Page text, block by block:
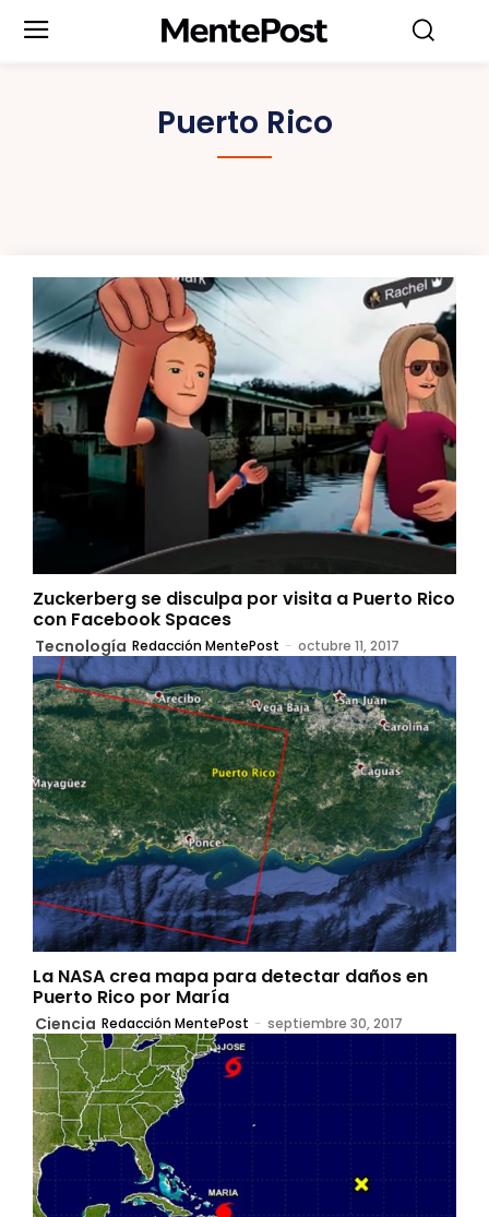
Puerto Rico
Zuckerberg se disculpa por visita a Puerto Rico
con Facebook Spaces
Tecnología Redacción MentePost - octubre 11, 2017
La NASA crea mapa para detectar daños en
Puerto Rico por María
Ciencia Redacción MentePost - septiembre 30, 2017